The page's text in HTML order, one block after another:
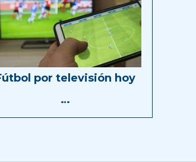
por televisión hoy
…